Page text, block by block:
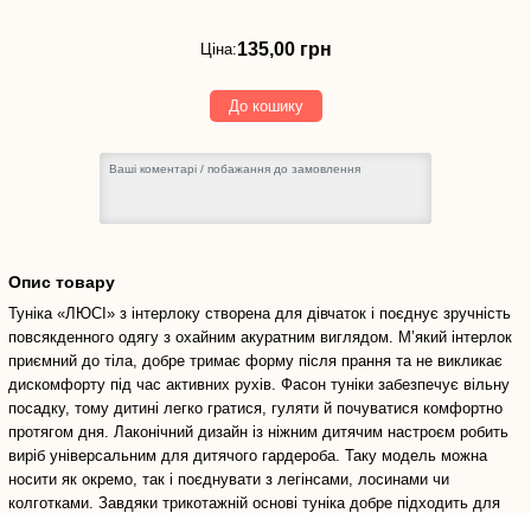
-
грн
Ціна:135,00 грн
До кошику
Опис товару
Туніка «ЛЮСІ» з інтерлоку створена для дівчаток і поєднує зручність
повсякденного одягу з охайним акуратним виглядом. М’який інтерлок
приємний до тіла, добре тримає форму після прання та не викликає
дискомфорту під час активних рухів. Фасон туніки забезпечує вільну
посадку, тому дитині легко гратися, гуляти й почуватися комфортно
протягом дня. Лаконічний дизайн із ніжним дитячим настроєм робить
виріб універсальним для дитячого гардероба. Таку модель можна
носити як окремо, так і поєднувати з легінсами, лосинами чи
колготками. Завдяки трикотажній основі туніка добре підходить для